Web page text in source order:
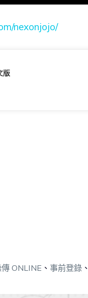
nexonjojo/
版
ONLINE 、 事前登錄、